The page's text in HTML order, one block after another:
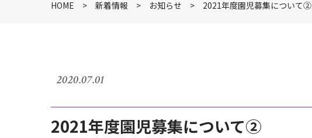
HOME 新着情報 お知らせ 2021年度園児募集について②
2020.07.01
2021年度園児募集について②